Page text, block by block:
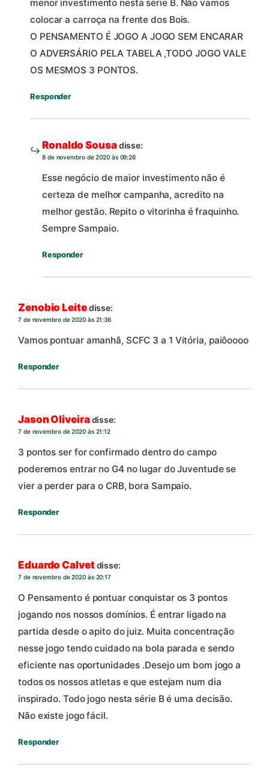
menor investimento nesta série B. Não vamos
colocar a carroça na frente dos Bois.
O PENSAMENTO É JOGO A JOGO SEM ENCARAR
O ADVERSÁRIO PELA TABELA ,TODO JOGO VALE
OS MESMOS 3 PONTOS.
Responder
Ronaldo Sousadisse:
8 de novembro de 2020 às 09:26
Esse negócio de maior investimento não é
certeza de melhor campanha, acredito na
melhor gestão. Repito o vitorinha é fraquinho.
Sempre Sampaio.
Responder
Zenobio Leitedisse:
7 de novembro de 2020 às 21:36
Vamos pontuar amanhã, SCFC 3 a 1 Vitória, paiôoooo
Responder
Jason Oliveiradisse:
7 de novembro de 2020 às 21:12
3 pontos ser for confirmado dentro do campo
poderemos entrar no G4 no lugar do Juventude se
vier a perder para o CRB, bora Sampaio.
Responder
Eduardo Calvetdisse:
7 de novembro de 2020 às 20:17
O Pensamento é pontuar conquistar os 3 pontos
jogando nos nossos domínios. É entrar ligado na
partida desde o apito do juiz. Muita concentração
nesse jogo tendo cuidado na bola parada e sendo
eficiente nas oportunidades .Desejo um bom jogo a
todos os nossos atletas e que estejam num dia
inspirado. Todo jogo nesta série B é uma decisão.
Não existe jogo fácil.
Responder